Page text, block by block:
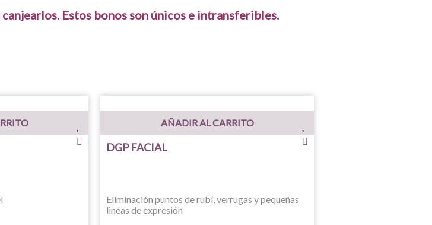
Estos bonos son únicos e intransferibles.
AÑADIR AL CARRITO
DGP FACIAL
Eliminación puntos de rubí, verrugas y pequeñas
lineas de expresión